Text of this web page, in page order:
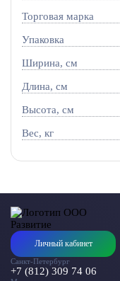
Торговая марка
Упаковка
Ширина, см
Длина, см
Высота, см
Вес, кг
Личный кабинет
Санкт-Петербург
+7 (812) 309 74 06